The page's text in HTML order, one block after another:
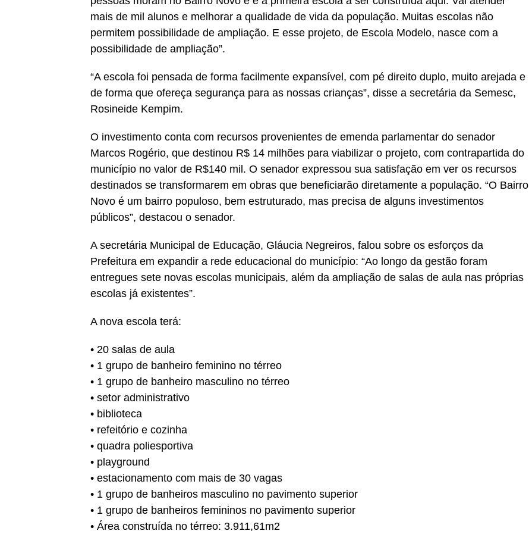
mais de mil alunos e melhorar a qualidade de vida da população. Muitas escolas não
permitem possibilidade de ampliação. E esse projeto, de Escola Modelo, nasce com a
possibilidade de ampliação”.
“A escola foi pensada de forma facilmente expansível, com pé direito duplo, muito arejada e
de forma que ofereça segurança para as nossas crianças”, disse a secretária da Semesc,
Rosineide Kempim.
O investimento conta com recursos provenientes de emenda parlamentar do senador
Marcos Rogério, que destinou R$ 14 milhões para viabilizar o projeto, com contrapartida do
município no valor de R$140 mil. O senador expressou sua satisfação em ver os recursos
destinados se transformarem em obras que beneficiarão diretamente a população. “O Bairro
Novo é um bairro populoso, bem estruturado, mas precisa de alguns investimentos
públicos”, destacou o senador.
A secretária Municipal de Educação, Gláucia Negreiros, falou sobre os esforços da
Prefeitura em expandir a rede educacional do município: “Ao longo da gestão foram
entregues sete novas escolas municipais, além da ampliação de salas de aula nas próprias
escolas já existentes”.
A nova escola terá:
• 20 salas de aula
• 1 grupo de banheiro feminino no térreo
• 1 grupo de banheiro masculino no térreo
• setor administrativo
• biblioteca
• refeitório e cozinha
• quadra poliesportiva
• playground
• estacionamento com mais de 30 vagas
• 1 grupo de banheiros masculino no pavimento superior
• 1 grupo de banheiros femininos no pavimento superior
• Área construída no térreo: 3.911,61m2